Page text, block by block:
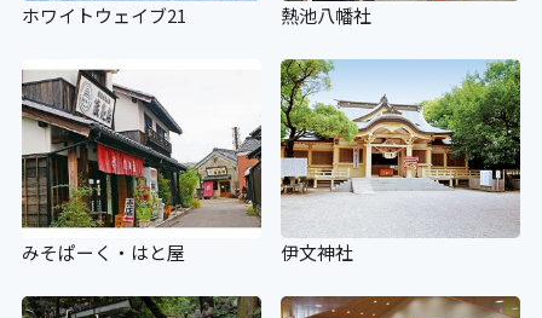
ホワイトウェイブ21 熱池八幡社
みそぱーく・はと屋 伊文神社